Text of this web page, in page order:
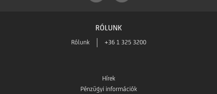
RÓLUNK
Rólunk +36 1 325 3200
Hírek
Pénzügyi információk